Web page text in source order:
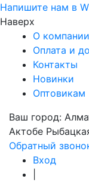
Напишите нам в
Наверх
О компании
Оплата и
Контакты
Новинки
Оптовикам
Ваш город:
Актобе
Обратный
Вход